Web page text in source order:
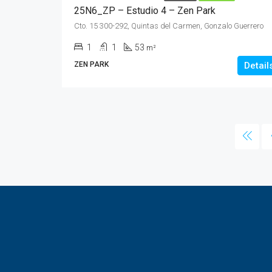
25N6_ZP – Estudio 4 – Zen Park
Cto. 15 300-292, Quintas del Carmen, Gonzalo Guerrero
1 1 53 m²
ZEN PARK